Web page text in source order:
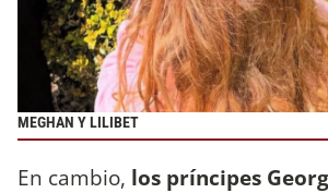
MEGHAN Y LILIBET
En cambio, los príncipes